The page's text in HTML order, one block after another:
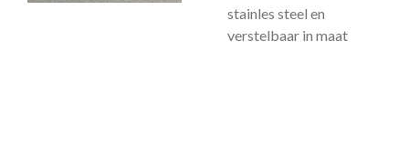
stainles steel en
verstelbaar in maat